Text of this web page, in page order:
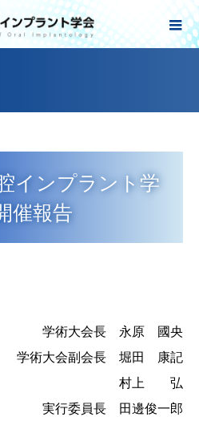
インプラント学
催報告
学術大会長 永原 國央
学術大会副会長 堀田 康記
村上 弘
実行委員長 田邊俊一郎